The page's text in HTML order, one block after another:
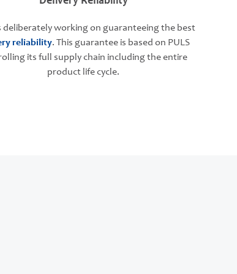
deliberately working on guaranteeing the best
reliability. This guarantee is based on PULS
its full supply chain including the entire
product life cycle.